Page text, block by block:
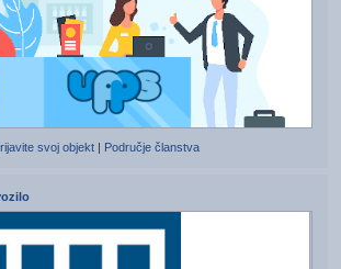
svoj objekt Područje članstva